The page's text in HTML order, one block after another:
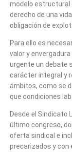
modelo estructural
derecho de una
obligación de
Para ello es
valor y
urgente un debate
carácter integral y
ámbitos, como se
que condiciones
Desde el Sindicato
último congreso,
oferta sindical e
precarizados y con